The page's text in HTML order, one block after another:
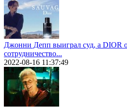
Джонни Депп выиграл суд, а DIOR
сотрудничество...
2022-08-16 11:37:49